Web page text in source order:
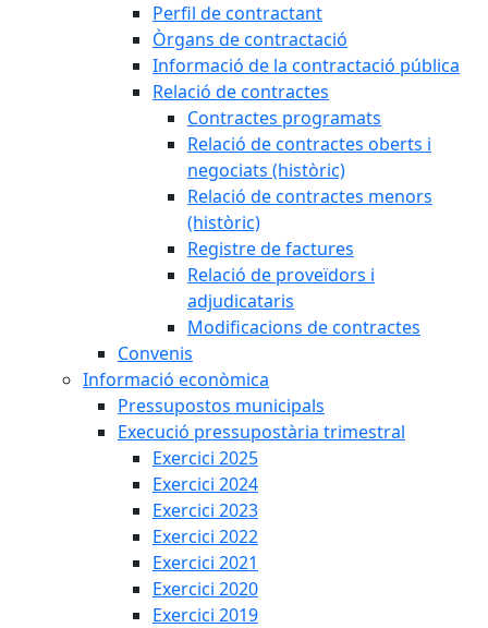
Perfil de contractant
Òrgans de contractació
Informació de la contractació pública
Relació de contractes
Contractes programats
Relació de contractes oberts i
negociats (històric)
Relació de contractes menors
(històric)
Registre de factures
Relació de proveïdors i
adjudicataris
Modificacions de contractes
Convenis
Informació econòmica
Pressupostos municipals
Execució pressupostària trimestral
Exercici 2025
Exercici 2024
Exercici 2023
Exercici 2022
Exercici 2021
Exercici 2020
Exercici 2019